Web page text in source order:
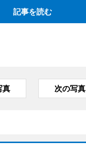
記事を読む
真 次の写真